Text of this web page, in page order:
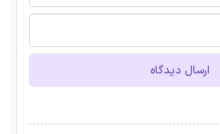
ارسال دیدگاه